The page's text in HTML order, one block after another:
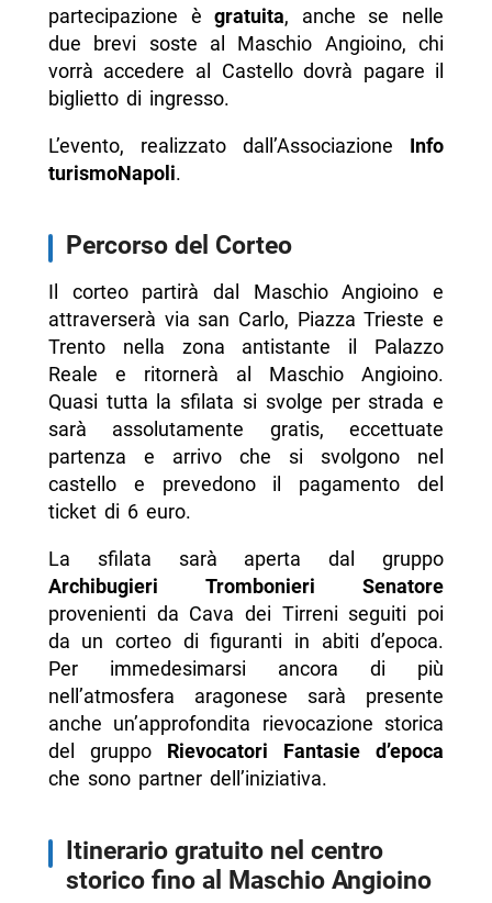
partecipazione ègratuita, anche se nelle
due brevi soste al Maschio Angioino, chi
vorrà accedere al Castello dovrà pagare il
biglietto di ingresso.
L’evento, realizzato dall’Associazione Info
turismoNapoli.
Percorso del Corteo
Il corteo partirà dal Maschio Angioino e
attraverserà via san Carlo, Piazza Trieste e
Trento nella zona antistante il Palazzo
Reale e ritornerà al Maschio Angioino.
Quasi tutta la sfilata si svolge per strada e
sarà assolutamente gratis, eccettuate
partenza e arrivo che si svolgono nel
castello e prevedono il pagamento del
ticket di 6 euro.
La sfilata sarà aperta dal gruppo
Archibugieri Trombonieri Senatore
provenienti da Cava dei Tirreni seguiti poi
da un corteo di figuranti in abiti d’epoca.
Per immedesimarsi ancora di più
nell’atmosfera aragonese sarà presente
anche un’approfondita rievocazione storica
del gruppo Rievocatori Fantasie d’epoca
che sono partner dell’iniziativa.
Itinerario gratuito nel centro
storico fino al Maschio Angioino